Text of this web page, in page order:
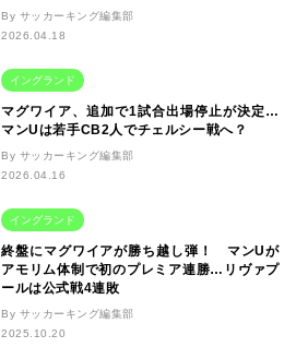
By サッカーキング編集部
2026.04.18
イングランド
マグワイア、追加で1試合出場停止が決定…
マンUは若手CB2人でチェルシー戦へ？
By サッカーキング編集部
2026.04.16
イングランド
終盤にマグワイアが勝ち越し弾！ マンUが
アモリム体制で初のプレミア連勝…リヴァプ
ールは公式戦4連敗
By サッカーキング編集部
2025.10.20